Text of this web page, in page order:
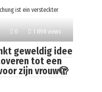
ist ein versteckter
0 1 898 views
geweldig idee
tot een
zijn vrouw🫣